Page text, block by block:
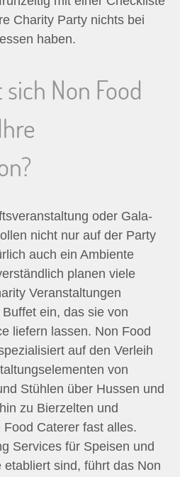
Charity Party nichts bei
haben.
Non Food
oder Gala-
nicht nur auf der Party
auch ein Ambiente
planen viele
Veranstaltungen
ein, das sie von
liefern lassen. Non Food
auf den Verleih
von
Stühlen über Hussen und
zu Bierzelten und
Caterer fast alles.
Services für Speisen und
sind, führt das Non